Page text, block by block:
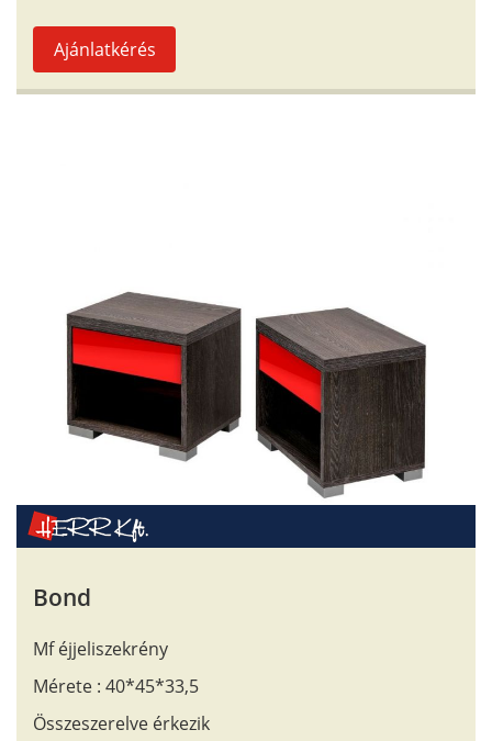
Ajánlatkérés
Bond
Mf éjjeliszekrény
Mérete : 40*45*33,5
Összeszerelve érkezik